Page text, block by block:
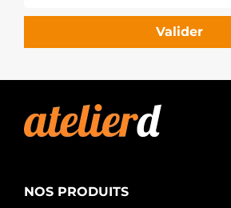
Valider
NOS PRODUITS